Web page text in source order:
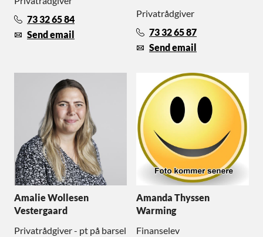
73 32 65 84
Send email
Privatrådgiver
73 32 65 87
Send email
Amalie Wollesen
Vestergaard
Privatrådgiver - pt på barsel
Amanda Thyssen
Warming
Finanselev